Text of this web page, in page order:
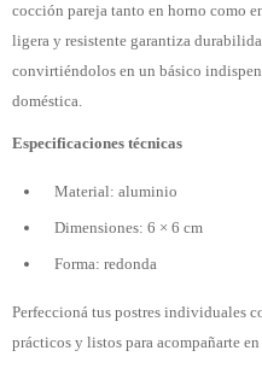
cocción pareja tanto en horno como
ligera y resistente garantiza
convirtiéndolos en un básico
doméstica.
Especificaciones técnicas
Material: aluminio
Dimensiones: 6 × 6 cm
Forma: redonda
Perfeccioná tus postres individuales
prácticos y listos para acompañarte